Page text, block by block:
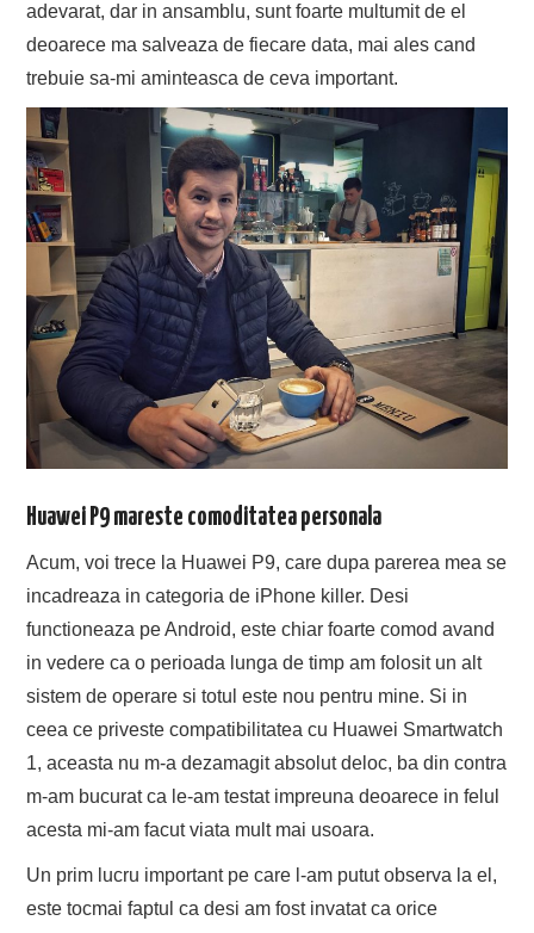
adevarat, dar in ansamblu, sunt foarte multumit de el
deoarece ma salveaza de fiecare data, mai ales cand
trebuie sa-mi aminteasca de ceva important.
Huawei P9 mareste comoditatea personala
Acum, voi trece la Huawei P9, care dupa parerea mea se
incadreaza in categoria de iPhone killer. Desi
functioneaza pe Android, este chiar foarte comod avand
in vedere ca o perioada lunga de timp am folosit un alt
sistem de operare si totul este nou pentru mine. Si in
ceea ce priveste compatibilitatea cu Huawei Smartwatch
1, aceasta nu m-a dezamagit absolut deloc, ba din contra
m-am bucurat ca le-am testat impreuna deoarece in felul
acesta mi-am facut viata mult mai usoara.
Un prim lucru important pe care l-am putut observa la el,
este tocmai faptul ca desi am fost invatat ca orice